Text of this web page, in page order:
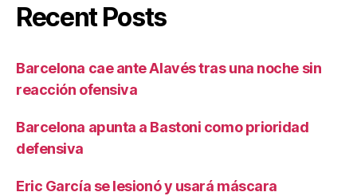
Recent Posts
Barcelona cae ante Alavés tras una noche sin
reacción ofensiva
Barcelona apunta a Bastoni como prioridad
defensiva
Eric García se lesionó y usará máscara